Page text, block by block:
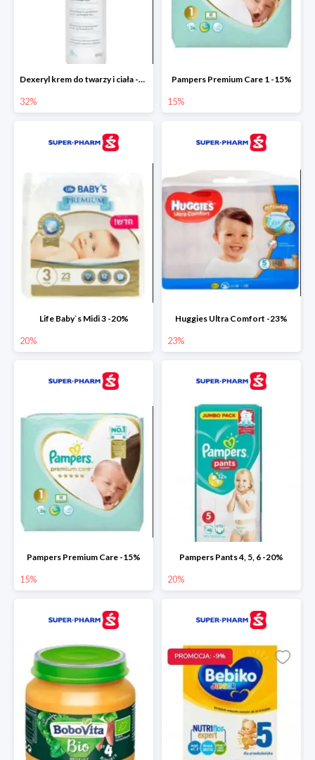
Dexeryl krem do twarzy i ciała -32%
32%
Pampers Premium Care 1 -15%
15%
Life Baby`s Midi 3 -20%
20%
Huggies Ultra Comfort -23%
23%
Pampers Premium Care -15%
15%
Pampers Pants 4, 5, 6 -20%
20%